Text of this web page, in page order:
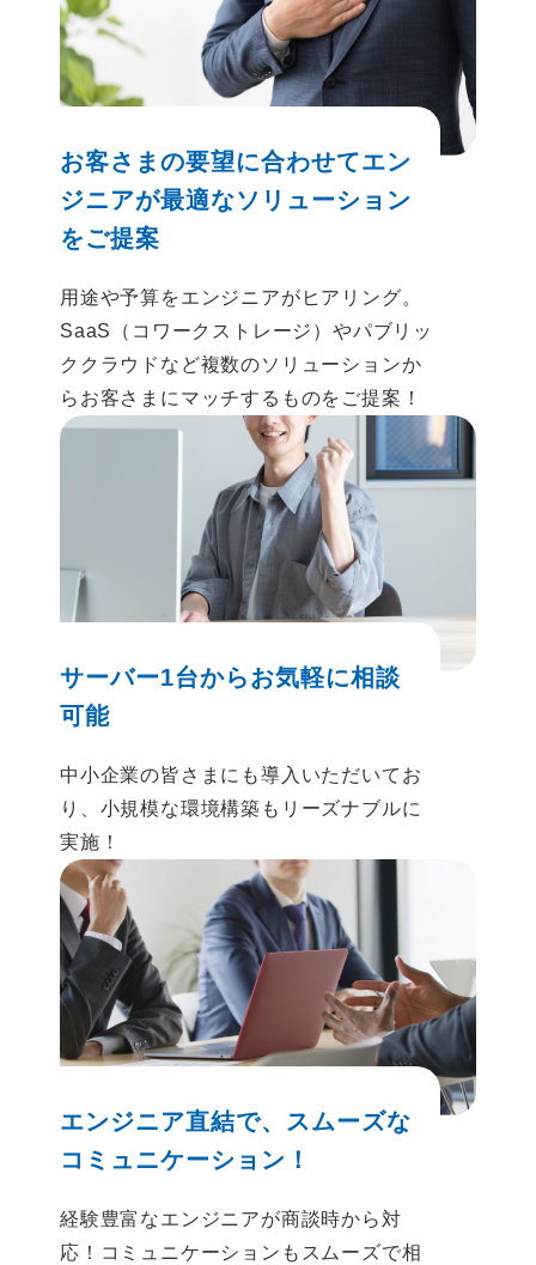
お客さまの要望に合わせてエン
ジニアが最適なソリューション
をご提案
用途や予算をエンジニアがヒアリング。
SaaS（コワークストレージ）やパブリッ
ククラウドなど複数のソリューションか
らお客さまにマッチするものをご提案！
サーバー1台からお気軽に相談
可能
中小企業の皆さまにも導入いただいてお
り、小規模な環境構築もリーズナブルに
実施！
エンジニア直結で、 スムーズな
コミュニケーション！
経験豊富なエンジニアが商談時から対
応！ コミュニケーションもスムーズで相